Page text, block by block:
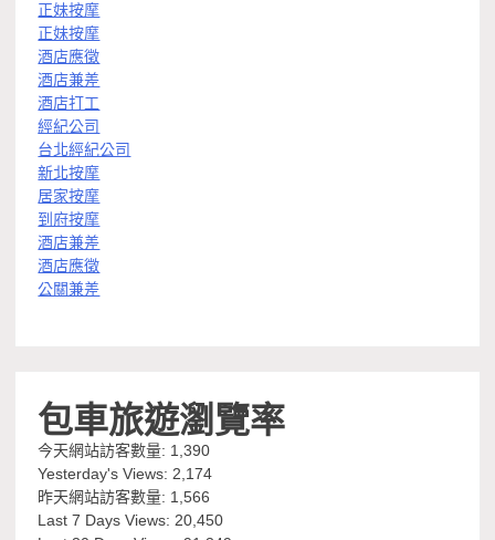
正妹按摩
正妹按摩
酒店應徵
酒店兼差
酒店打工
經紀公司
台北經紀公司
新北按摩
居家按摩
到府按摩
酒店兼差
酒店應徵
公關兼差
包車旅遊瀏覽率
今天網站訪客數量: 1,390
Yesterday's Views: 2,174
昨天網站訪客數量: 1,566
Last 7 Days Views: 20,450